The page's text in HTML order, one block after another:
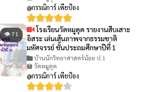
@กรรณิการ์ เพียป้อง
👁 71
โรงเรียนวัดหมูดุด รายงานสืบเสาะ
อิสระ เล่นเส้นภาพจากธรรมชาติ
มหัศจรรย์ ชั้นประถมศึกษาปีที่ 1
บ้านนักวิทยาศาสตร์น้อย ป.1
🏫 วัดหมูดุด
@กรรณิการ์ เพียป้อง